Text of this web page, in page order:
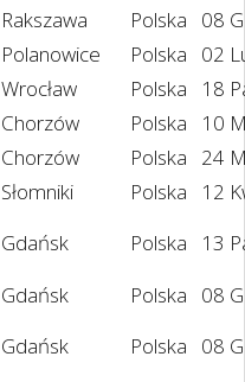
Rakszawa Polska
08
Polanowice Polska
02
Wrocław Polska
18
Chorzów Polska
10
Chorzów Polska
24
Słomniki Polska
12
Gdańsk Polska
13
Gdańsk Polska
08
Gdańsk Polska
08